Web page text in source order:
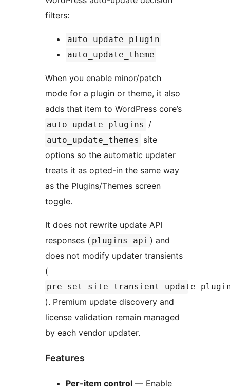
filters:
auto_update_plugin
auto_update_theme
When you enable minor/patch
mode for a plugin or theme, it also
adds that item to WordPress core’s
auto_update_plugins /
auto_update_themes site
options so the automatic updater
treats it as opted-in the same way
as the Plugins/Themes screen
toggle.
It does not rewrite update API
responses ( plugins_api ) and
does not modify updater transients
(
). Premium update discovery and
license validation remain managed
by each vendor updater.
Features
Per-item control — Enable